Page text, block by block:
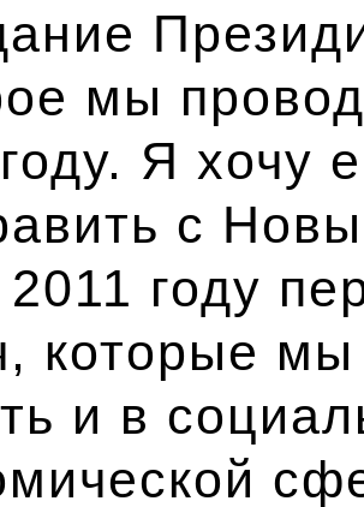
мы
Я хочу
с
2011 году
которые
и в